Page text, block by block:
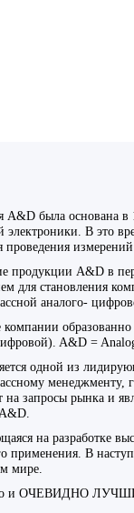
A&D была основана в
электроники. В это
проведения
продукции A&D в
для становления
аналого-
компании
A&D =
одной из
менеджменту,
на запросы рынка и
на разработке
применения. В
мире.
и ОЧЕВИДНО